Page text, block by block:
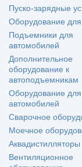
Пуско-зарядные
Оборудование
Подъемники для
автомобилей
Дополнительное
оборудование к
автоподъемникам
Оборудование
автомобилей
Сварочное
Моечное
Аквадистилляторы
Вентиляционное